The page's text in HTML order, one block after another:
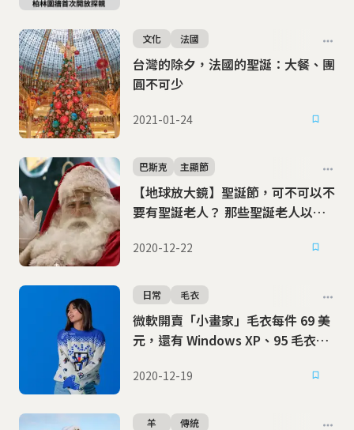
台灣的除夕，法國的聖誕：大餐、團
圓不可少
文化 法國
2021-01-24
【地球放大鏡】聖誕節，可不可以不
要有聖誕老人？ 那些聖誕老人以外
巴斯克 主顯節
2020-12-22
微軟開賣「小畫家」毛衣每件 69 美
元，還有 Windows XP、95 毛衣可
日常 毛衣
2020-12-19
羊 傳統